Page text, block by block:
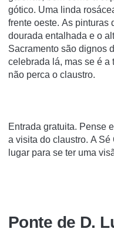
gótico. Uma linda
frente oeste. As pinturas
dourada entalhada e o
Sacramento são dignos
celebrada lá, mas se é a
não perca o claustro.
Entrada gratuita. Pense
a visita do claustro. A
lugar para se ter uma
Ponte de D.